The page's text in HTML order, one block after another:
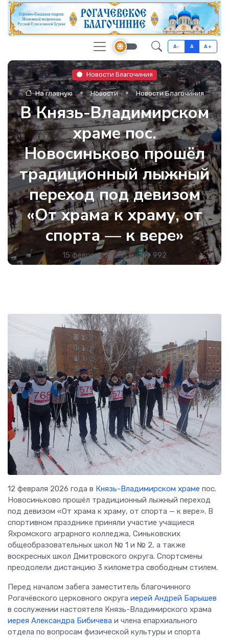
A- A A+
Новости Благочиния
На главную Новости Новости Благочиния
В Князь-Владимирском
храме пос.
Новосиньково прошёл
традиционный лыжный
переход под девизом
«От храма к храму, от
спорта — к вере»
15 февраля 2026 • 992
12 февраля 2026 года в Князь-Владимирском храме пос.
Новосиньково прошёл традиционный лыжный переход
под девизом «От храма к храму, от спорта — к вере». В
спортивном празднике приняли участие учащиеся
Яхромского аграрного колледжа, Синьковских
общеобразовательных школ № 1 и № 2, а также
воскресных школ Дмитровского округа. Спортсмены
преодолели дистанцию 3 километра свободным стилем.
Перед началом забега заместитель благочинного
Рогачёвского церковного округа иерей Андрей Барышев
в сослужении настоятеля Князь-Владимирского храма
иерея Александра Бибичева и члена епархиального
отдела по вопросам физической культуры и спорта